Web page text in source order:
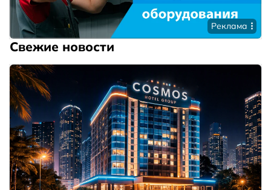
Реклама
Свежие новости